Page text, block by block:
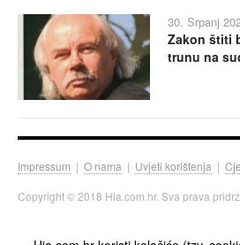
30. Srpanj
Zakon štiti
trunu na
Impressum | O nama | Uvjeti korištenja |
Copyright © 2018 Hia.com.hr. Sva prava